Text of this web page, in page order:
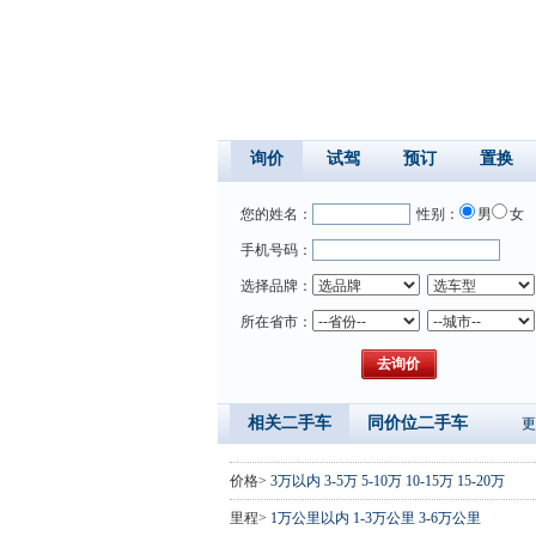
询价 试驾 预订 置换
您的姓名： 性别： 男 女
手机号码：
选择品牌：
所在省市：
相关二手车 同价位二手车
价格> 3万以内 3-5万 5-10万 10-15万 15-20万
里程> 1万公里以内 1-3万公里 3-6万公里